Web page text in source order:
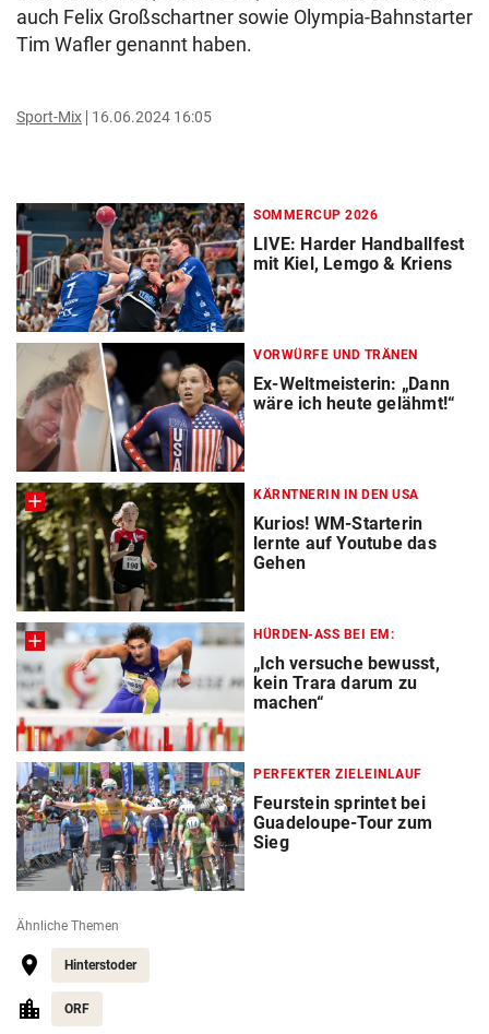
auch Felix Großschartner sowie Olympia-Bahnstarter
Tim Wafler genannt haben.
Sport-Mix 16.06.2024 16:05
SOMMERCUP 2026
LIVE: Harder Handballfest
mit Kiel, Lemgo & Kriens
VORWÜRFE UND TRÄNEN
Ex-Weltmeisterin: „Dann
wäre ich heute gelähmt!“
KÄRNTNERIN IN DEN USA
Kurios! WM-Starterin
lernte auf Youtube das
Gehen
HÜRDEN-ASS BEI EM:
„Ich versuche bewusst,
kein Trara darum zu
machen“
PERFEKTER ZIELEINLAUF
Feurstein sprintet bei
Guadeloupe-Tour zum
Sieg
Ähnliche Themen
Hinterstoder
ORF